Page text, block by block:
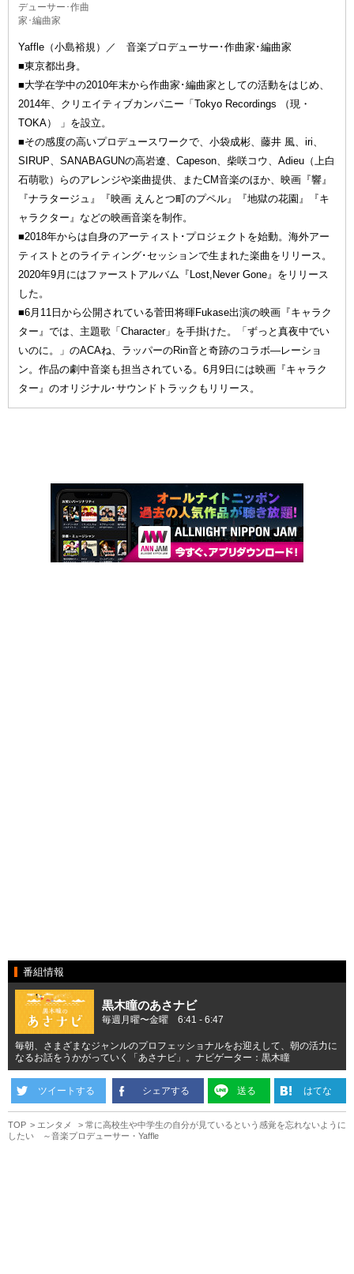
デューサー･作曲
家･編曲家
Yaffle（小島裕規）／ 音楽プロデューサー･作曲家･編曲家
■東京都出身。
■大学在学中の2010年末から作曲家･編曲家としての活動をはじめ、
2014年、クリエイティブカンパニー「Tokyo Recordings （現・
TOKA） 」を設立。
■その感度の高いプロデュースワークで、小袋成彬、藤井 風、iri、
SIRUP、SANABAGUNの高岩遼、Capeson、柴咲コウ、Adieu（上白
石萌歌）らのアレンジや楽曲提供、またCM音楽のほか、映画『響』
『ナラタージュ』『映画 えんとつ町のプペル』『地獄の花園』『キ
ャラクター』などの映画音楽を制作。
■2018年からは自身のアーティスト･プロジェクトを始動。海外アー
ティストとのライティング･セッションで生まれた楽曲をリリース。
2020年9月にはファーストアルバム『Lost,Never Gone』をリリース
した。
■6月11日から公開されている菅田将暉Fukase出演の映画『キャラク
ター』では、主題歌「Character」を手掛けた。「ずっと真夜中でい
いのに。」のACAね、ラッパーのRin音と奇跡のコラボ―レーショ
ン。作品の劇中音楽も担当されている。6月9日には映画『キャラク
ター』のオリジナル･サウンドトラックもリリース。
番組情報
黒木瞳のあさナビ
毎週月曜〜金曜 6:41 - 6:47
毎朝、さまざまなジャンルのプロフェッショナルをお迎えして、朝の活力に
なるお話をうかがっていく「あさナビ」。ナビゲーター：黒木瞳
ツイートする シェアする 送る はてな
TOP エンタメ
常に高校生や中学生の自分が見ているという感覚を忘れないように
したい ～音楽プロデューサー・Yaffle